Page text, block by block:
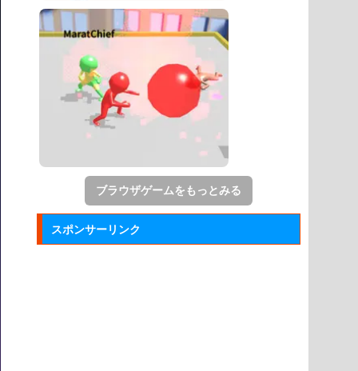
ブラウザゲームをもっとみる
スポンサーリンク